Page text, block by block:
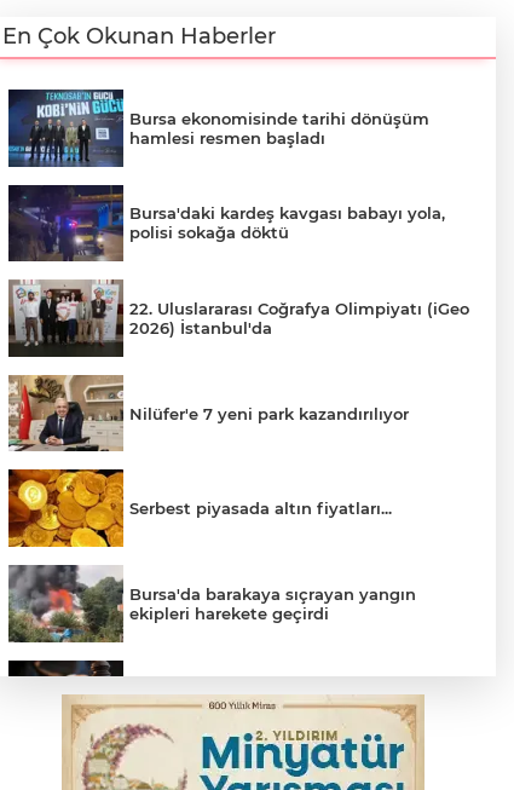
En Çok Okunan Haberler
Bursa ekonomisinde tarihi dönüşüm
hamlesi resmen başladı
Bursa'daki kardeş kavgası babayı yola,
polisi sokağa döktü
22. Uluslararası Coğrafya Olimpiyatı (iGeo
2026) İstanbul'da
Nilüfer'e 7 yeni park kazandırılıyor
Serbest piyasada altın fiyatları...
Bursa'da barakaya sıçrayan yangın
ekipleri harekete geçirdi
Yargıtay’dan primle çalışanlara müjde
TOFAŞ Basketbol'da sağlık kontrolleri